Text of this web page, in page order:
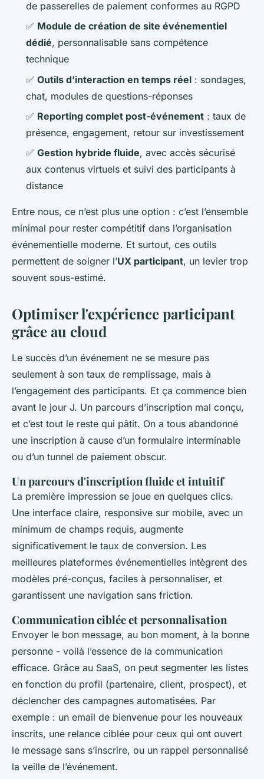
de passerelles de paiement conformes au RGPD
✅ Module de création de site événementiel
dédié, personnalisable sans compétence
technique
✅ Outils d’interaction en temps réel : sondages,
chat, modules de questions-réponses
✅ Reporting complet post-événement : taux de
présence, engagement, retour sur investissement
✅ Gestion hybride fluide, avec accès sécurisé
aux contenus virtuels et suivi des participants à
distance
Entre nous, ce n’est plus une option : c’est l’ensemble
minimal pour rester compétitif dans l’organisation
événementielle moderne. Et surtout, ces outils
permettent de soigner l’UX participant, un levier trop
souvent sous-estimé.
Optimiser l'expérience participant
grâce au cloud
Le succès d’un événement ne se mesure pas
seulement à son taux de remplissage, mais à
l’engagement des participants. Et ça commence bien
avant le jour J. Un parcours d’inscription mal conçu,
et c’est tout le reste qui pâtit. On a tous abandonné
une inscription à cause d’un formulaire interminable
ou d’un tunnel de paiement obscur.
Un parcours d'inscription fluide et intuitif
La première impression se joue en quelques clics.
Une interface claire, responsive sur mobile, avec un
minimum de champs requis, augmente
significativement le taux de conversion. Les
meilleures plateformes événementielles intègrent des
modèles pré-conçus, faciles à personnaliser, et
garantissent une navigation sans friction.
Communication ciblée et personnalisation
Envoyer le bon message, au bon moment, à la bonne
personne - voilà l’essence de la communication
efficace. Grâce au SaaS, on peut segmenter les listes
en fonction du profil (partenaire, client, prospect), et
déclencher des campagnes automatisées. Par
exemple : un email de bienvenue pour les nouveaux
inscrits, une relance ciblée pour ceux qui ont ouvert
le message sans s’inscrire, ou un rappel personnalisé
la veille de l’événement.